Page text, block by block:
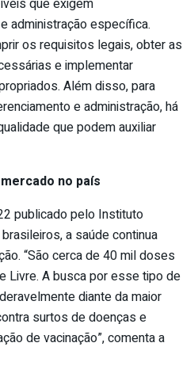
que exigem
administração específica.
os requisitos legais, obter as
e implementar
Além disso, para
e administração, há
que podem auxiliar
no país
publicado pelo Instituto
a saúde continua
“São cerca de 40 mil doses
Livre. A busca por esse tipo de
diante da maior
surtos de doenças e
de vacinação”, comenta a